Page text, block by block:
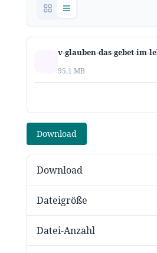
Download
Download
Dateigröße
Datei-Anzahl
95.1 MB